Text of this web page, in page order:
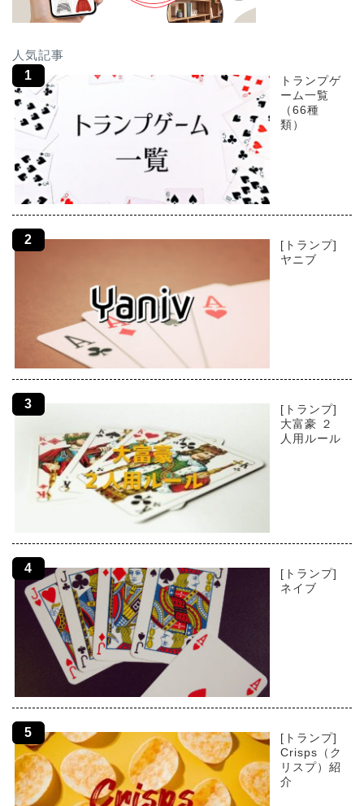
人気記事
トランプゲ
ーム一覧
（66種
類）
[トランプ]
ヤニブ
[トランプ]
大富豪 ２
人用ルール
[トランプ]
ネイブ
[トランプ]
Crisps（ク
リスプ）紹
介